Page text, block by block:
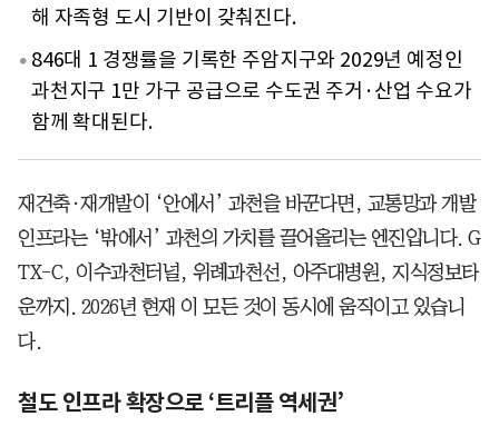
해 자족형 도시 기반이 갖춰진다.
846대 1 경쟁률을 기록한 주암지구와 2029년 예정인
과천지구 1만 가구 공급으로 수도권 주거·산업 수요가
함께 확대된다.
재건축·재개발이 ‘안에서’ 과천을 바꾼다면, 교통망과 개발
인프라는 ‘밖에서’ 과천의 가치를 끌어올리는 엔진입니다. G
TX-C, 이수과천터널, 위례과천선, 아주대병원, 지식정보타
운까지. 2026년 현재 이 모든 것이 동시에 움직이고 있습니
다.
철도 인프라 확장으로 ‘트리플 역세권’